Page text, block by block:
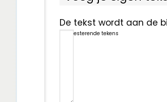
De tekst wordt aan de
resterende tekens